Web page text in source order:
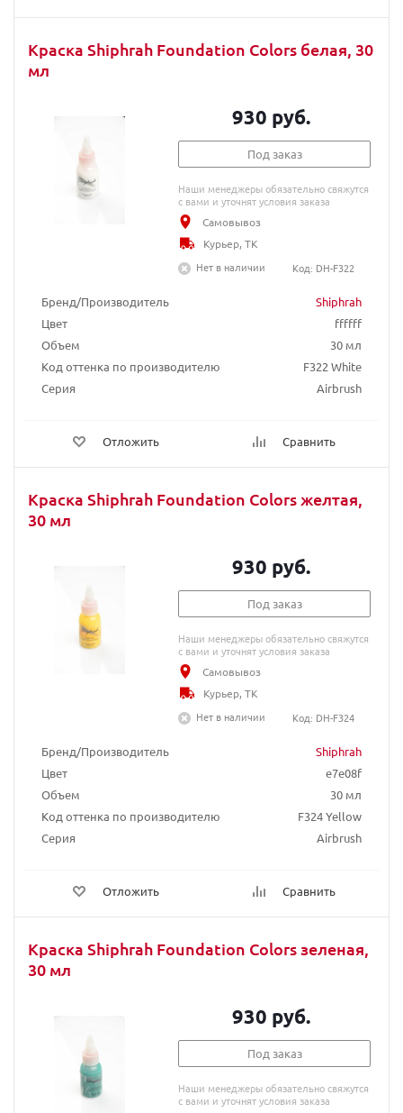
Краска Shiphrah Foundation Colors белая, 30
мл
Бренд/Производитель
Shiphrah
Цвет
ffffff
Объем
30 мл
Код оттенка по производителю
F322 White
Серия
Airbrush
Отложить Сравнить
930 руб.
Под заказ
Наши менеджеры обязательно свяжутся
с вами и уточнят условия заказа
Самовывоз
Курьер, ТК
Нет в наличии
Код: DH-F322
Краска Shiphrah Foundation Colors желтая,
30 мл
Бренд/Производитель
Shiphrah
Цвет
e7e08f
Объем
30 мл
Код оттенка по производителю
F324 Yellow
Серия
Airbrush
Отложить Сравнить
930 руб.
Под заказ
Наши менеджеры обязательно свяжутся
с вами и уточнят условия заказа
Самовывоз
Курьер, ТК
Нет в наличии
Код: DH-F324
Краска Shiphrah Foundation Colors зеленая,
30 мл
930 руб.
Под заказ
Наши менеджеры обязательно свяжутся
с вами и уточнят условия заказа